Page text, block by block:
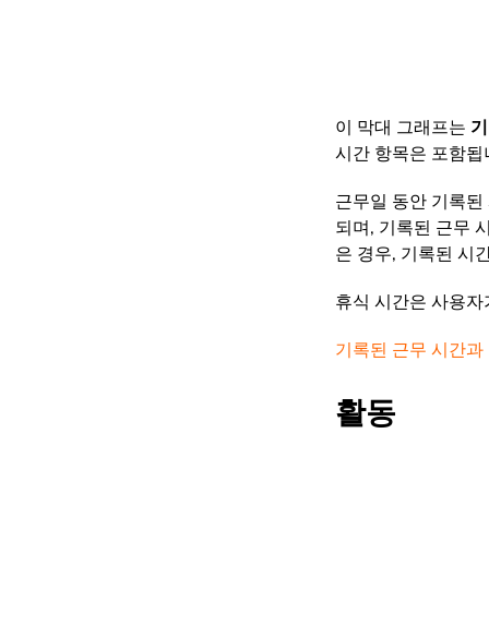
이 막대 그래프는
시간 항목은 포함됩
근무일 동안 기록
되며, 기록된 근무
은 경우, 기록된 시
휴식 시간은 사용
기록된 근무 시간
활동